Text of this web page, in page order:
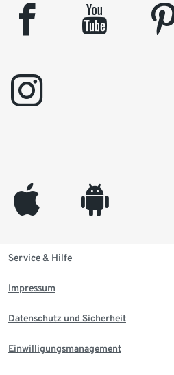
facebook youtube
instagram
appleinc android
Service & Hilfe
Impressum
Datenschutz und Sicherheit
Einwilligungsmanagement